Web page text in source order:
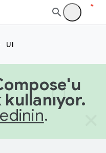
UI
.